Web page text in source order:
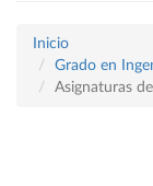
Inicio
Grado en
Asignaturas